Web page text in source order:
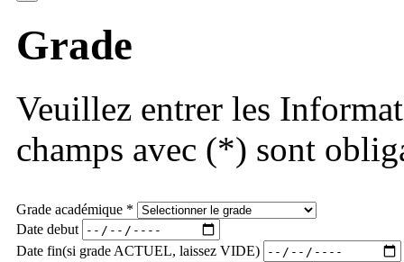
Grade
Veuillez entrer les
champs avec (*) sont
Grade académique *
Date debut
Date fin(si grade ACTUEL, laissez VIDE)